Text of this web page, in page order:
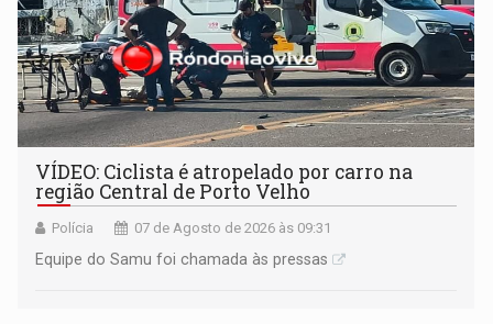
VÍDEO: Ciclista é atropelado por carro na
região Central de Porto Velho
Polícia 07 de Agosto de 2026 às 09:31
Equipe do Samu foi chamada às pressas